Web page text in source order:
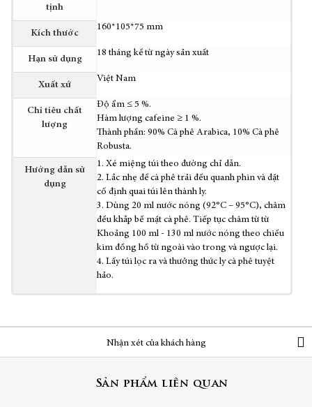
tịnh
Kích thước
160*105*75 mm
Hạn sử dụng
18 tháng kể từ ngày sản xuất
Xuất xứ
Việt Nam
Chỉ tiêu chất
lượng
Độ ẩm ≤ 5 %.
Hàm lượng cafeine ≥ 1 %.
Thành phần: 90% Cà phê Arabica, 10% Cà phê
Robusta.
Hướng dẫn sử
dụng
1. Xé miệng túi theo đường chỉ dẫn.
2. Lắc nhẹ để cà phê trải đều quanh phin và đặt
cố định quai túi lên thành ly.
3. Dùng 20 ml nước nóng (92°C – 95°C), châm
đều khắp bề mặt cà phê. Tiếp tục châm từ từ
Khoảng 100 ml - 130 ml nước nóng theo chiều
kim đồng hồ từ ngoài vào trong và ngược lại.
4. Lấy túi lọc ra và thưởng thức ly cà phê tuyệt
hảo.
Nhận xét của khách hàng
Sản phẩm liên quan